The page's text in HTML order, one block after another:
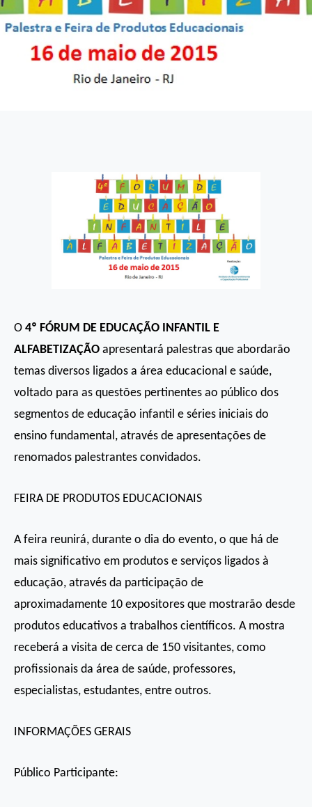
O 4º FÓRUM DE EDUCAÇÃO INFANTIL E
ALFABETIZAÇÃO apresentará palestras que abordarão
temas diversos ligados a área educacional e saúde,
voltado para as questões pertinentes ao público dos
segmentos de educação infantil e séries iniciais do
ensino fundamental, através de apresentações de
renomados palestrantes convidados.
FEIRA DE PRODUTOS EDUCACIONAIS
A feira reunirá, durante o dia do evento, o que há de
mais significativo em produtos e serviços ligados à
educação, através da participação de
aproximadamente 10 expositores que mostrarão desde
produtos educativos a trabalhos científicos. A mostra
receberá a visita de cerca de 150 visitantes, como
profissionais da área de saúde, professores,
especialistas, estudantes, entre outros.
INFORMAÇÕES GERAIS
Público Participante: